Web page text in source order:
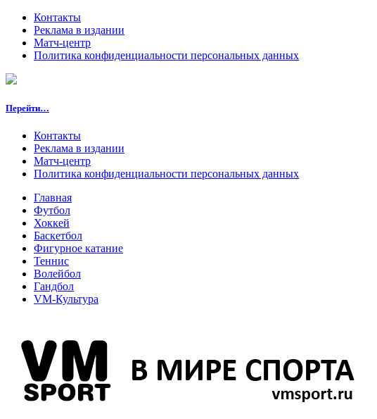
Контакты
Реклама в издании
Матч-центр
Политика конфиденциальности персональных данных
Перейти…
Контакты
Реклама в издании
Матч-центр
Политика конфиденциальности персональных данных
Главная
Футбол
Хоккей
Баскетбол
Фигурное катание
Теннис
Волейбол
Гандбол
VM-Культура